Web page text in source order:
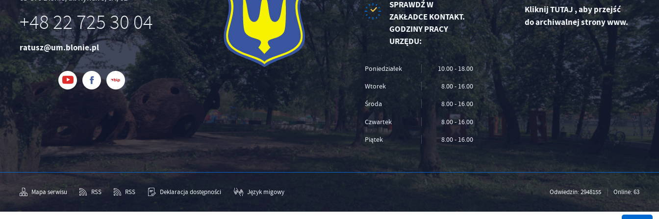
+48 22 725 30 04
ratusz@um.blonie.pl
SPRAWDŹ W
ZAKŁADCE KONTAKT.
GODZINY PRACY
URZĘDU:
Poniedziałek 10.00 - 18.00
Wtorek 8.00 - 16.00
Środa 8.00 - 16.00
Czwartek 8.00 - 16.00
Piątek 8.00 - 16.00
KliknijTUTAJ,aby przejść
do archiwalnej strony www.
Mapa serwisu RSS RSS Deklaracja dostępności Język migowy Odwiedzin: 2948155 Online: 63